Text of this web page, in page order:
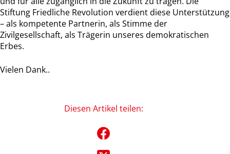
Stiftung Friedliche Revolution verdient diese Unterstützung
– als kompetente Partnerin, als Stimme der
Zivilgesellschaft, als Trägerin unseres demokratischen
Erbes.
Vielen Dank..
Diesen Artikel teilen: